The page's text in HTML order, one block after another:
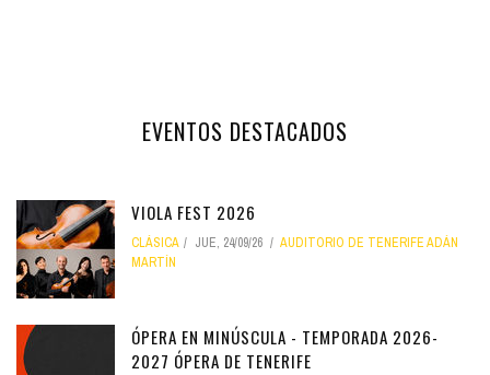
EVENTOS DESTACADOS
VIOLA FEST 2026
CLÁSICA JUE, 24/09/26
AUDITORIO DE TENERIFE ADÁN
MARTÍN
ÓPERA EN MINÚSCULA - TEMPORADA 2026-
2027 ÓPERA DE TENERIFE